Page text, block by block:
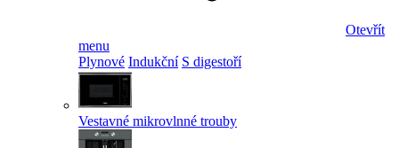
Otevřít
menu
Plynové Indukční S digestoří
Vestavné mikrovlnné trouby